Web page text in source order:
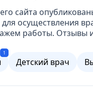
сайта
осуществления
работы. Отзывы и
1
Детский врач